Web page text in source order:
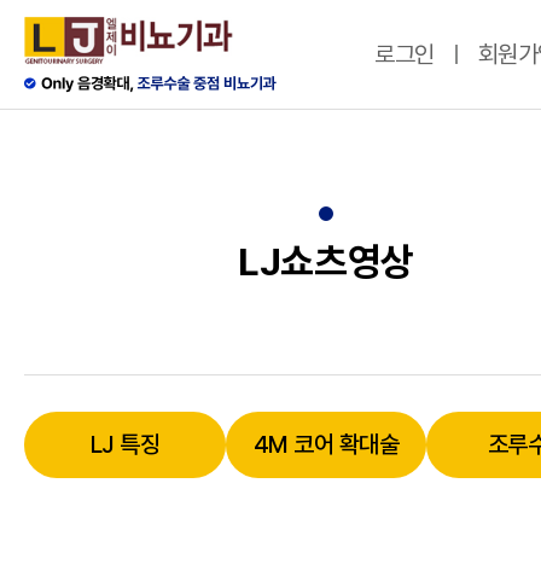
로그인 회원
LJ쇼츠영상
LJ 특징 4M 코어 확대술 조루